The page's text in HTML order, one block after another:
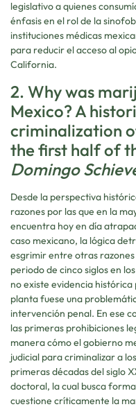
legislativo a quienes
énfasis en el rol de la
instituciones médicas
para reducir el acceso al
California.
2. Why was
Mexico? A
criminalization
the first half of
Domingo
Desde la perspectiva
razones por las que en la
encuentra hoy en día
caso mexicano, la lógica
esgrimir entre otras
periodo de cinco siglos en
no existe evidencia
planta fuese una
intervención penal. En ese
las primeras prohibiciones
manera cómo el gobierno
judicial para criminalizar a
primeras décadas del siglo
doctoral, la cual busca
cuestione críticamente la